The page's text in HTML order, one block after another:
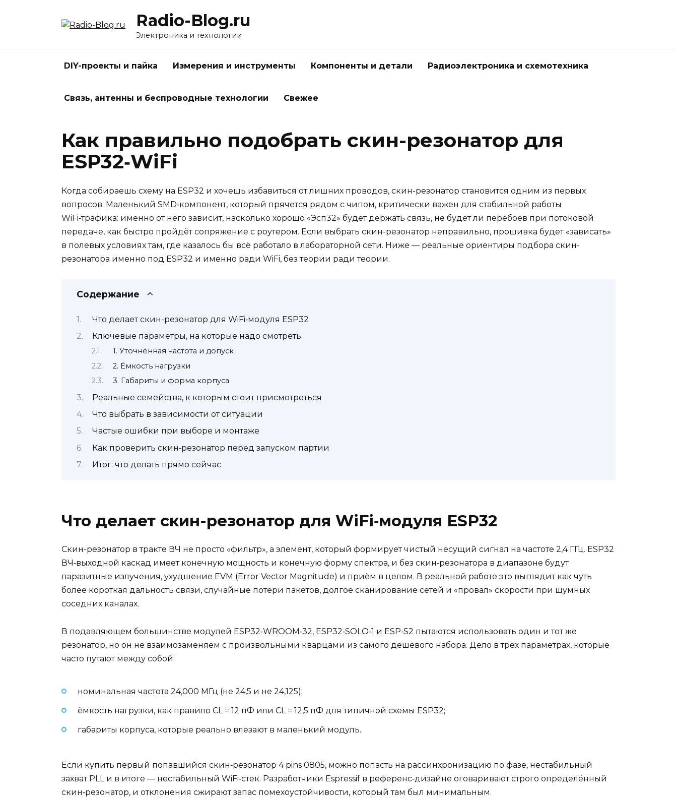
Radio-Blog.ru
Электроника и технологии
DIY-проекты и пайка Измерения и инструменты Компоненты и детали Радиоэлектроника и схемотехника
Связь, антенны и беспроводные технологии Свежее
Как правильно подобрать скин-резонатор для
ESP32‑WiFi
Когда собираешь схему на ESP32 и хочешь избавиться от лишних проводов, скин-резонатор становится одним из первых
вопросов. Маленький SMD‑компонент, который прячется рядом с чипом, критически важен для стабильной работы
WiFi‑трафика: именно от него зависит, насколько хорошо «Эсп32» будет держать связь, не будет ли перебоев при потоковой
передаче, как быстро пройдёт сопряжение с роутером. Если выбрать скин-резонатор неправильно, прошивка будет «зависать»
в полевых условиях там, где казалось бы всё работало в лабораторной сети. Ниже — реальные ориентиры подбора скин-
резонатора именно под ESP32 и именно ради WiFi, без теории ради теории.
Содержание
Что делает скин-резонатор для WiFi‑модуля ESP32
Ключевые параметры, на которые надо смотреть
1. Уточнённая частота и допуск
2. Ёмкость нагрузки
3. Габариты и форма корпуса
Реальные семейства, к которым стоит присмотреться
Что выбрать в зависимости от ситуации
Частые ошибки при выборе и монтаже
Как проверить скин‑резонатор перед запуском партии
Итог: что делать прямо сейчас
Что делает скин-резонатор для WiFi‑модуля ESP32
Скин-резонатор в тракте ВЧ не просто «фильтр», а элемент, который формирует чистый несущий сигнал на частоте 2,4 ГГц. ESP32
ВЧ‑выходной каскад имеет конечную мощность и конечную форму спектра, и без скин‑резонатора в диапазоне будут
паразитные излучения, ухудшение EVM (Error Vector Magnitude) и приём в целом. В реальной работе это выглядит как чуть
более короткая дальность связи, случайные потери пакетов, долгое сканирование сетей и «провал» скорости при шумных
соседних каналах.
В подавляющем большинстве модулей ESP32‑WROOM‑32, ESP32‑SOLO‑1 и ESP‑S2 пытаются использовать один и тот же
резонатор, но он не взаимозаменяем с произвольными кварцами из самого дешёвого набора. Дело в трёх параметрах, которые
часто путают между собой:
номинальная частота 24,000 МГц (не 24,5 и не 24,125);
ёмкость нагрузки, как правило CL = 12 пФ или CL = 12,5 пФ для типичной схемы ESP32;
габариты корпуса, которые реально влезают в маленький модуль.
Если купить первый попавшийся скин‑резонатор 4 pins 0805, можно попасть на рассинхронизацию по фазе, нестабильный
захват PLL и в итоге — нестабильный WiFi‑стек. Разработчики Espressif в референс‑дизайне оговаривают строго определённый
скин‑резонатор, и отклонения сжирают запас помехоустойчивости, который там был минимальным.